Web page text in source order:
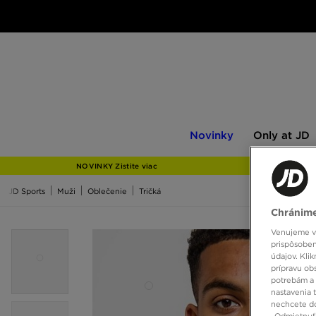
Novinky
JD
Only at JD
NOVINKY Zistite viac
JD Sports Muži Oblečenie Tričká
Venujeme
údajov.
prípravu
potrebám
nastavenia
nechcete